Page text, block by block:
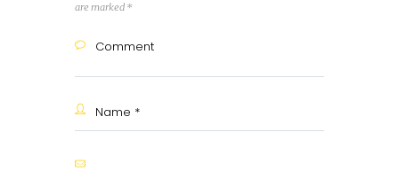
are marked *